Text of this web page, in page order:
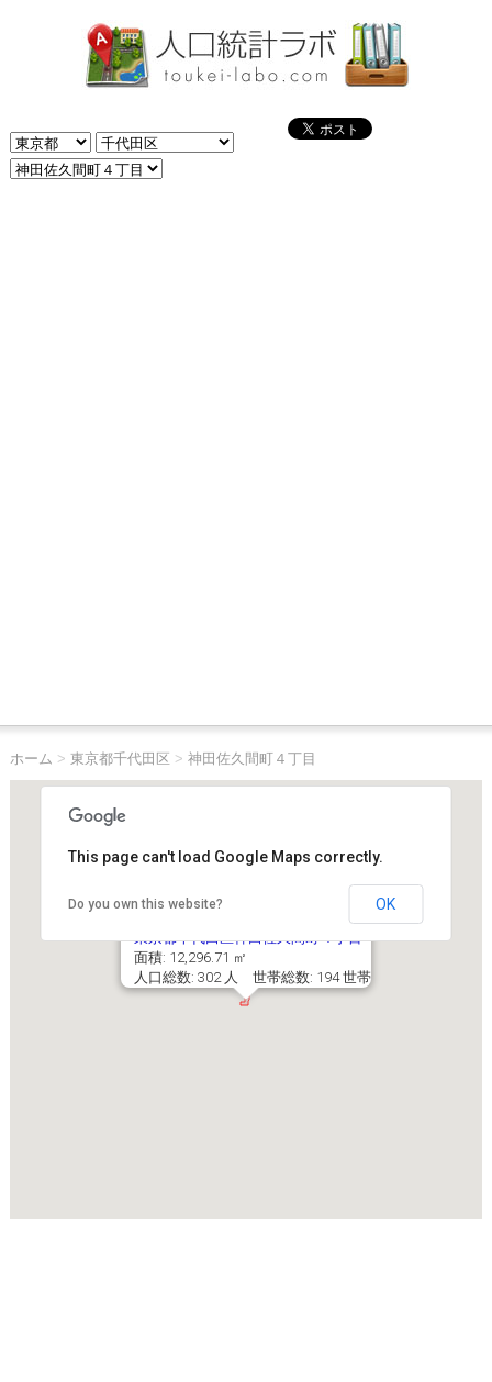
ホーム > 東京都千代田区 > 神田佐久間町４丁目
東京都千代田区神田佐久間町４丁目
面積: 12,296.71 ㎡
人口総数: 302 人 世帯総数: 194 世帯
This page can't load Google Maps correctly.
Do you own this website? OK